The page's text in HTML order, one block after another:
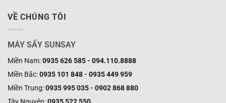
VỀ CHÚNG TÔI
MÁY SẤY SUNSAY
Miền Nam:0935 626 585 - 094.110.8888
Miền Bắc:0935 101 848 - 0935 449 959
Miền Trung:0935 995 035 - 0902 868 880